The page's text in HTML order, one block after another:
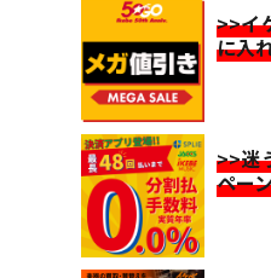
>>イ
に入
>>迷
ペー